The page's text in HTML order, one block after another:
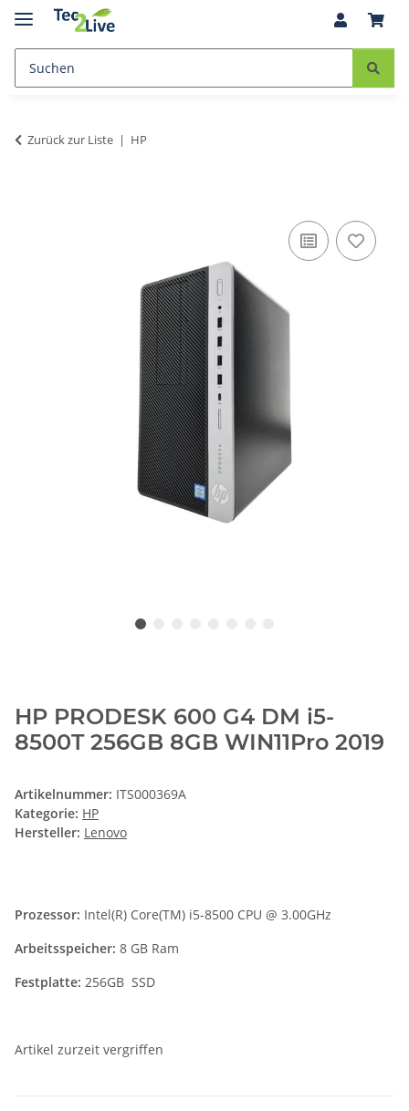
Zurück zur Liste HP
HP PRODESK 600 G4 DM i5-
8500T 256GB 8GB WIN11Pro 2019
Artikelnummer: ITS000369A
Kategorie: HP
Hersteller: Lenovo
Prozessor: Intel(R) Core(TM) i5-8500 CPU @ 3.00GHz
Arbeitsspeicher: 8 GB Ram
Festplatte: 256GB SSD
Artikel zurzeit vergriffen